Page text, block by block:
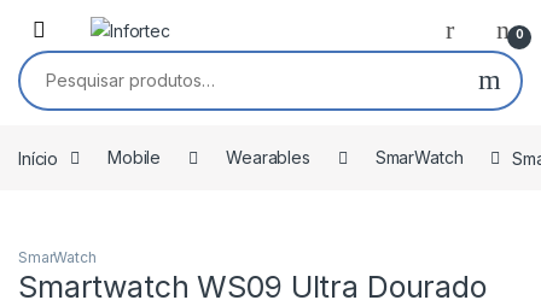
Saltar para navegação
Pular para o conteúdo
0
Pesquisar por:
Início Mobile Wearables SmarWatch
SmarWatch
Smartwatch WS09 Ultra Dourado